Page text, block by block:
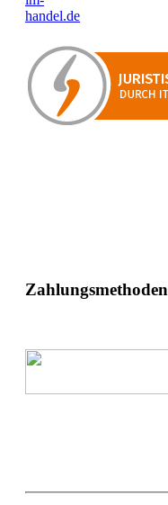
handel.de
Zahlungsmethoden